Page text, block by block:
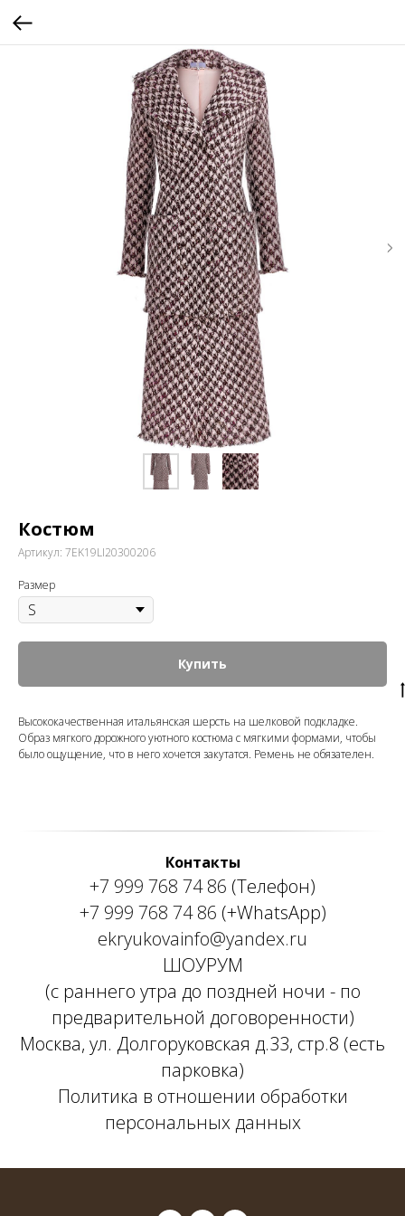
Костюм
Артикул: 7EK19LI20300206
Размер
Купить
Высококачественная итальянская шерсть на шелковой подкладке.
Образ мягкого дорожного уютного костюма с мягкими формами, чтобы
было ощущение, что в него хочется закутатся. Ремень не обязателен.
Контакты
+7 999 768 74 86 (Телефон)
+7 999 768 74 86 (+WhatsApp)
ekryukovainfo@yandex.ru
ШОУРУМ
(с раннего утра до поздней ночи - по
предварительной договоренности)
Москва, ул. Долгоруковская д.33, стр.8 (есть
парковка)
Политика в отношении обработки
персональных данных